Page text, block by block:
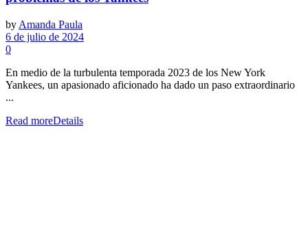
by Amanda Paula
6 de julio de 2024
0
En medio de la turbulenta temporada 2023 de los New York
Yankees, un apasionado aficionado ha dado un paso extraordinario
...
Read moreDetails